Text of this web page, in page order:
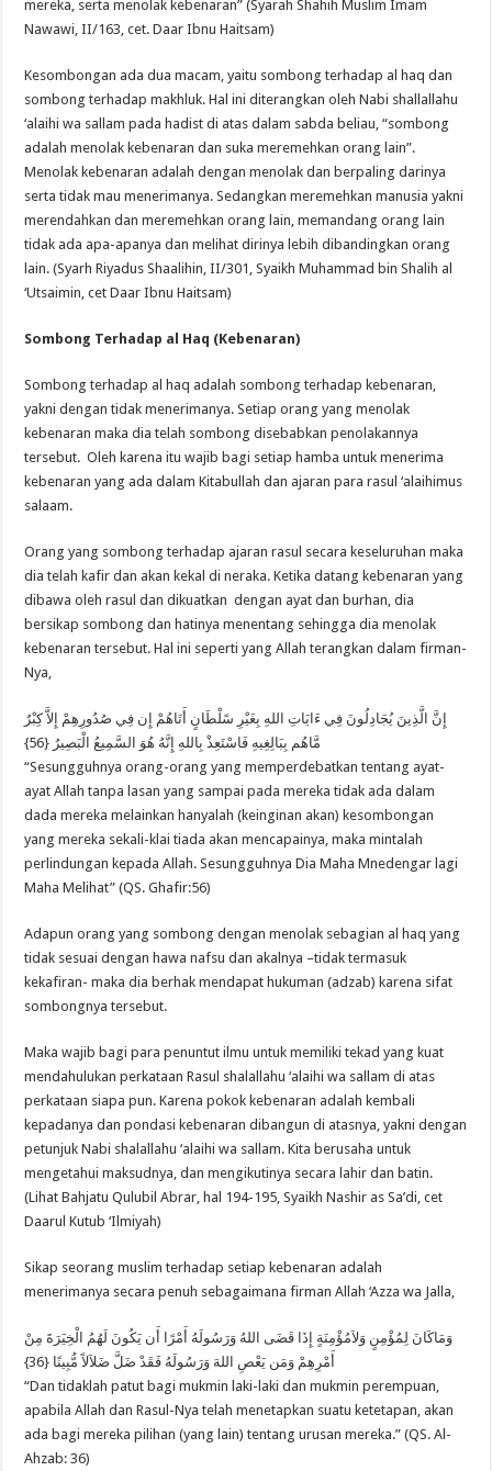
mereka, serta menolak kebenaran” (Syarah Shahih Muslim Imam
Nawawi, II/163, cet. Daar Ibnu Haitsam)
Kesombongan ada dua macam, yaitu sombong terhadap al haq dan
sombong terhadap makhluk. Hal ini diterangkan oleh Nabi shallallahu
‘alaihi wa sallam pada hadist di atas dalam sabda beliau, “sombong
adalah menolak kebenaran dan suka meremehkan orang lain”.
Menolak kebenaran adalah dengan menolak dan berpaling darinya
serta tidak mau menerimanya. Sedangkan meremehkan manusia yakni
merendahkan dan meremehkan orang lain, memandang orang lain
tidak ada apa-apanya dan melihat dirinya lebih dibandingkan orang
lain. (Syarh Riyadus Shaalihin, II/301, Syaikh Muhammad bin Shalih al
‘Utsaimin, cet Daar Ibnu Haitsam)
Sombong Terhadap al Haq (Kebenaran)
Sombong terhadap al haq adalah sombong terhadap kebenaran,
yakni dengan tidak menerimanya. Setiap orang yang menolak
kebenaran maka dia telah sombong disebabkan penolakannya
tersebut. Oleh karena itu wajib bagi setiap hamba untuk menerima
kebenaran yang ada dalam Kitabullah dan ajaran para rasul ‘alaihimus
salaam.
Orang yang sombong terhadap ajaran rasul secara keseluruhan maka
dia telah kafir dan akan kekal di neraka. Ketika datang kebenaran yang
dibawa oleh rasul dan dikuatkan dengan ayat dan burhan, dia
bersikap sombong dan hatinya menentang sehingga dia menolak
kebenaran tersebut. Hal ini seperti yang Allah terangkan dalam firman-
Nya,
إِنَّ الَّذِينَ يُجَادِلُونَ فِي ءَايَاتِ اللهِ بِغَيْرِ سًلْطَانٍ أَتَاهُمْ إِن فِي صُدُورِهِمْ إِلاَّ كِبْرٌ
مَّاهُم بِبَالِغِيهِ فَاسْتَعِذْ بِاللهِ إِنَّهُ هُوَ السَّمِيعُ الْبَصِيرُ {56}
“Sesungguhnya orang-orang yang memperdebatkan tentang ayat-
ayat Allah tanpa lasan yang sampai pada mereka tidak ada dalam
dada mereka melainkan hanyalah (keinginan akan) kesombongan
yang mereka sekali-klai tiada akan mencapainya, maka mintalah
perlindungan kepada Allah. Sesungguhnya Dia Maha Mnedengar lagi
Maha Melihat” (QS. Ghafir:56)
Adapun orang yang sombong dengan menolak sebagian al haq yang
tidak sesuai dengan hawa nafsu dan akalnya –tidak termasuk
kekafiran- maka dia berhak mendapat hukuman (adzab) karena sifat
sombongnya tersebut.
Maka wajib bagi para penuntut ilmu untuk memiliki tekad yang kuat
mendahulukan perkataan Rasul shalallahu ‘alaihi wa sallam di atas
perkataan siapa pun. Karena pokok kebenaran adalah kembali
kepadanya dan pondasi kebenaran dibangun di atasnya, yakni dengan
petunjuk Nabi shalallahu ‘alaihi wa sallam. Kita berusaha untuk
mengetahui maksudnya, dan mengikutinya secara lahir dan batin.
(Lihat Bahjatu Qulubil Abrar, hal 194-195, Syaikh Nashir as Sa’di, cet
Daarul Kutub ‘Ilmiyah)
Sikap seorang muslim terhadap setiap kebenaran adalah
menerimanya secara penuh sebagaimana firman Allah ‘Azza wa Jalla,
وَمَاكَانَ لِمُؤْمِنٍ وَلاَمُؤْمِنَةٍ إِذَا قَضَى اللهُ وَرَسُولَهُ أَمْرًا أَن يَكُونَ لَهُمُ الْخِيَرَةَ مِنْ
أَمْرِهِمْ وَمَن يَعْصِ اللهَ وَرَسُولَهُ فَقَدْ ضَلَّ ضَلاَلاً مُّبِينًا {36}
“Dan tidaklah patut bagi mukmin laki-laki dan mukmin perempuan,
apabila Allah dan Rasul-Nya telah menetapkan suatu ketetapan, akan
ada bagi mereka pilihan (yang lain) tentang urusan mereka.” (QS. Al-
Ahzab: 36)